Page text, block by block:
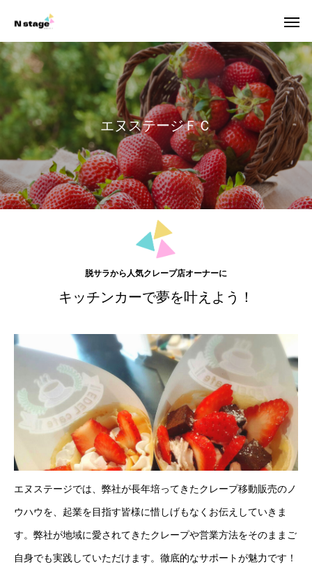
エ ヌステージＦＣ
脱サラから人気クレープ店オーナーに
キッチンカーで夢を叶えよう！
エヌステージでは、弊社が長年培ってきたクレープ移動販売のノ
ウハウを、起業を目指す皆様に惜しげもなくお伝えしていきま
す。弊社が地域に愛されてきたクレープや営業方法をそのままご
自身でも実践していただけます。徹底的なサポートが魅力です！